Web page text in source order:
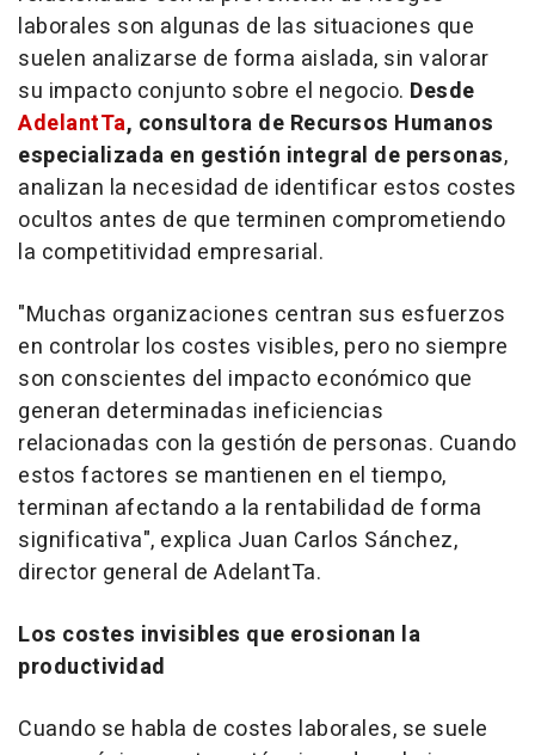
laborales son algunas de las situaciones que
suelen analizarse de forma aislada, sin valorar
su impacto conjunto sobre el negocio. Desde
AdelantTa, consultora de Recursos Humanos
especializada en gestión integral de personas,
analizan la necesidad de identificar estos costes
ocultos antes de que terminen comprometiendo
la competitividad empresarial.
"Muchas organizaciones centran sus esfuerzos
en controlar los costes visibles, pero no siempre
son conscientes del impacto económico que
generan determinadas ineficiencias
relacionadas con la gestión de personas. Cuando
estos factores se mantienen en el tiempo,
terminan afectando a la rentabilidad de forma
significativa", explica Juan Carlos Sánchez,
director general de AdelantTa.
Los costes invisibles que erosionan la
productividad
Cuando se habla de costes laborales, se suele